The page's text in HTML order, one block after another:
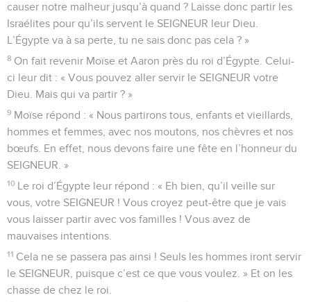
causer notre malheur jusqu’à quand ? Laisse donc partir les
Israélites pour qu’ils servent le SEIGNEUR leur Dieu.
L’Égypte va à sa perte, tu ne sais donc pas cela ? »
8 On fait revenir Moïse et Aaron près du roi d’Égypte. Celui-
ci leur dit : « Vous pouvez aller servir le SEIGNEUR votre
Dieu. Mais qui va partir ? »
9 Moïse répond : « Nous partirons tous, enfants et vieillards,
hommes et femmes, avec nos moutons, nos chèvres et nos
bœufs. En effet, nous devons faire une fête en l’honneur du
SEIGNEUR. »
10 Le roi d’Égypte leur répond : « Eh bien, qu’il veille sur
vous, votre SEIGNEUR ! Vous croyez peut-être que je vais
vous laisser partir avec vos familles ! Vous avez de
mauvaises intentions.
11 Cela ne se passera pas ainsi ! Seuls les hommes iront servir
le SEIGNEUR, puisque c’est ce que vous voulez. » Et on les
chasse de chez le roi.